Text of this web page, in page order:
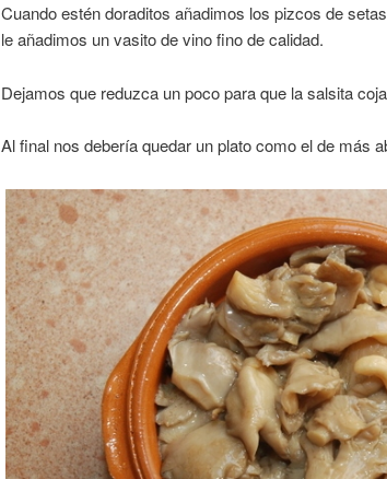
Cuando estén doraditos añadimos los pizcos de
le añadimos un vasito de vino fino de calidad.
Dejamos que reduzca un poco para que la salsita
Al final nos debería quedar un plato como el de más